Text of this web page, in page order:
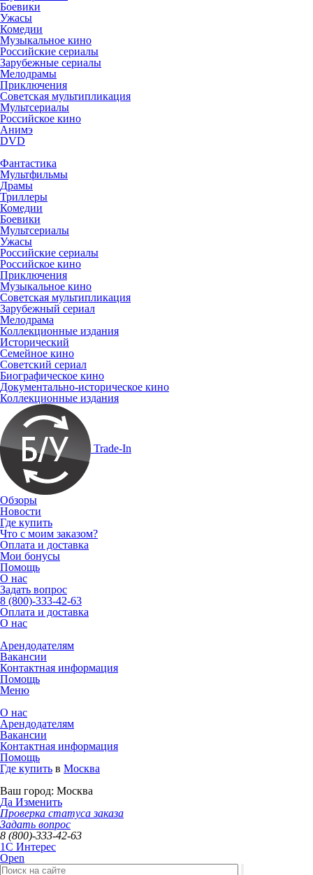
Боевики
Ужасы
Комедии
Музыкальное кино
Российские сериалы
Зарубежные сериалы
Мелодрамы
Приключения
Советская мультипликация
Мультсериалы
Российское кино
Анимэ
DVD
Фантастика
Мультфильмы
Драмы
Триллеры
Комедии
Боевики
Мультсериалы
Ужасы
Российские сериалы
Российское кино
Приключения
Музыкальное кино
Советская мультипликация
Зарубежный сериал
Мелодрама
Коллекционные издания
Исторический
Семейное кино
Советский сериал
Биографическое кино
Документально-историческое кино
Коллекционные издания
Trade-In
Обзоры
Новости
Где купить
Что с моим заказом?
Оплата и доставка
Мои бонусы
Помощь
О нас
Задать вопрос
8 (800)-333-42-63
Оплата и доставка
О нас
Арендодателям
Вакансии
Контактная информация
Помощь
Меню
О нас
Арендодателям
Вакансии
Контактная информация
Помощь
Где купить в Москва
Ваш город: Москва
Да Изменить
Проверка статуса заказа
Задать вопрос
8 (800)-333-42-63
1C Интерес
Open